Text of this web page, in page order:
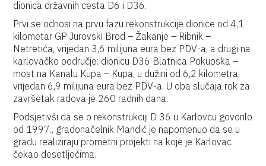
dionica državnih cesta D6 i D36.
Prvi se odnosi na prvu fazu rekonstrukcije dionice od 4,1
kilometar GP Jurovski Brod – Žakanje – Ribnik –
Netretića, vrijedan 3,6 milijuna eura bez PDV-a, a drugi na
karlovačko područje: dionicu D36 Blatnica Pokupska –
most na Kanalu Kupa – Kupa, u dužini od 6,2 kilometra,
vrijedan 6,9 milijuna eura bez PDV-a. U oba slučaja rok za
završetak radova je 260 radnih dana.
Podsjetivši da se o rekonstrukciji D 36 u Karlovcu govorilo
od 1997., gradonačelnik Mandić je napomenuo da se u
gradu realiziraju prometni projekti na koje je Karlovac
čekao desetljećima.